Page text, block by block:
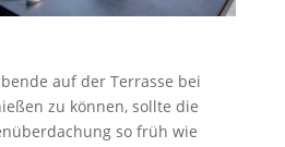
auf der Terrasse bei
zu können, sollte die
so früh wie